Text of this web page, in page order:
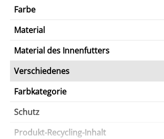
Farbe
Material
Material des Innenfutters
Verschiedenes
Farbkategorie
Schutz
Produkt-Recycling-Inhalt